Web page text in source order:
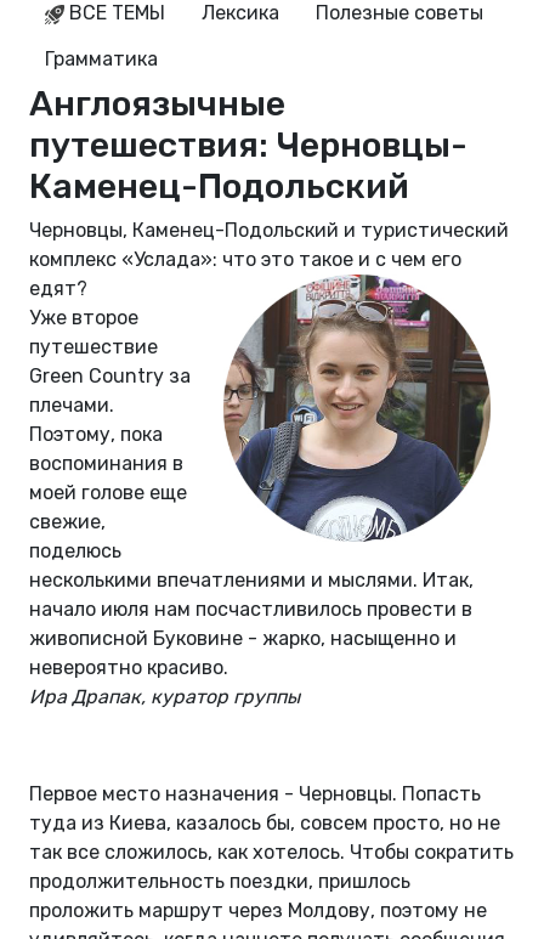
ВСЕ ТЕМЫ Лексика
Полезные советы
Грамматика
Англоязычные
путешествия: Черновцы-
Каменец-Подольский
Черновцы, Каменец-Подольский и туристический
комплекс «Услада»: что это такое и с чем его
едят?
Уже второе
путешествие
Green Country за
плечами.
Поэтому, пока
воспоминания в
моей голове еще
свежие,
поделюсь
несколькими впечатлениями и мыслями. Итак,
начало июля нам посчастливилось провести в
живописной Буковине - жарко, насыщенно и
невероятно красиво.
Ира Драпак, куратор группы
Первое место назначения - Черновцы. Попасть
туда из Киева, казалось бы, совсем просто, но не
так все сложилось, как хотелось. Чтобы сократить
продолжительность поездки, пришлось
проложить маршрут через Молдову, поэтому не